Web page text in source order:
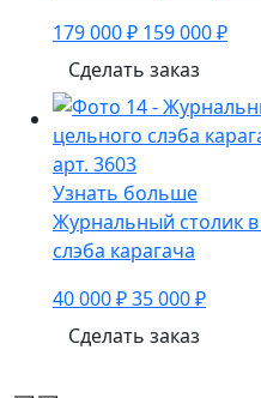
179 000 ₽ 159 000 ₽
Сделать заказ
арт. 3603
Узнать больше
Журнальный столик
слэба карагача
40 000 ₽35 000 ₽
Сделать заказ